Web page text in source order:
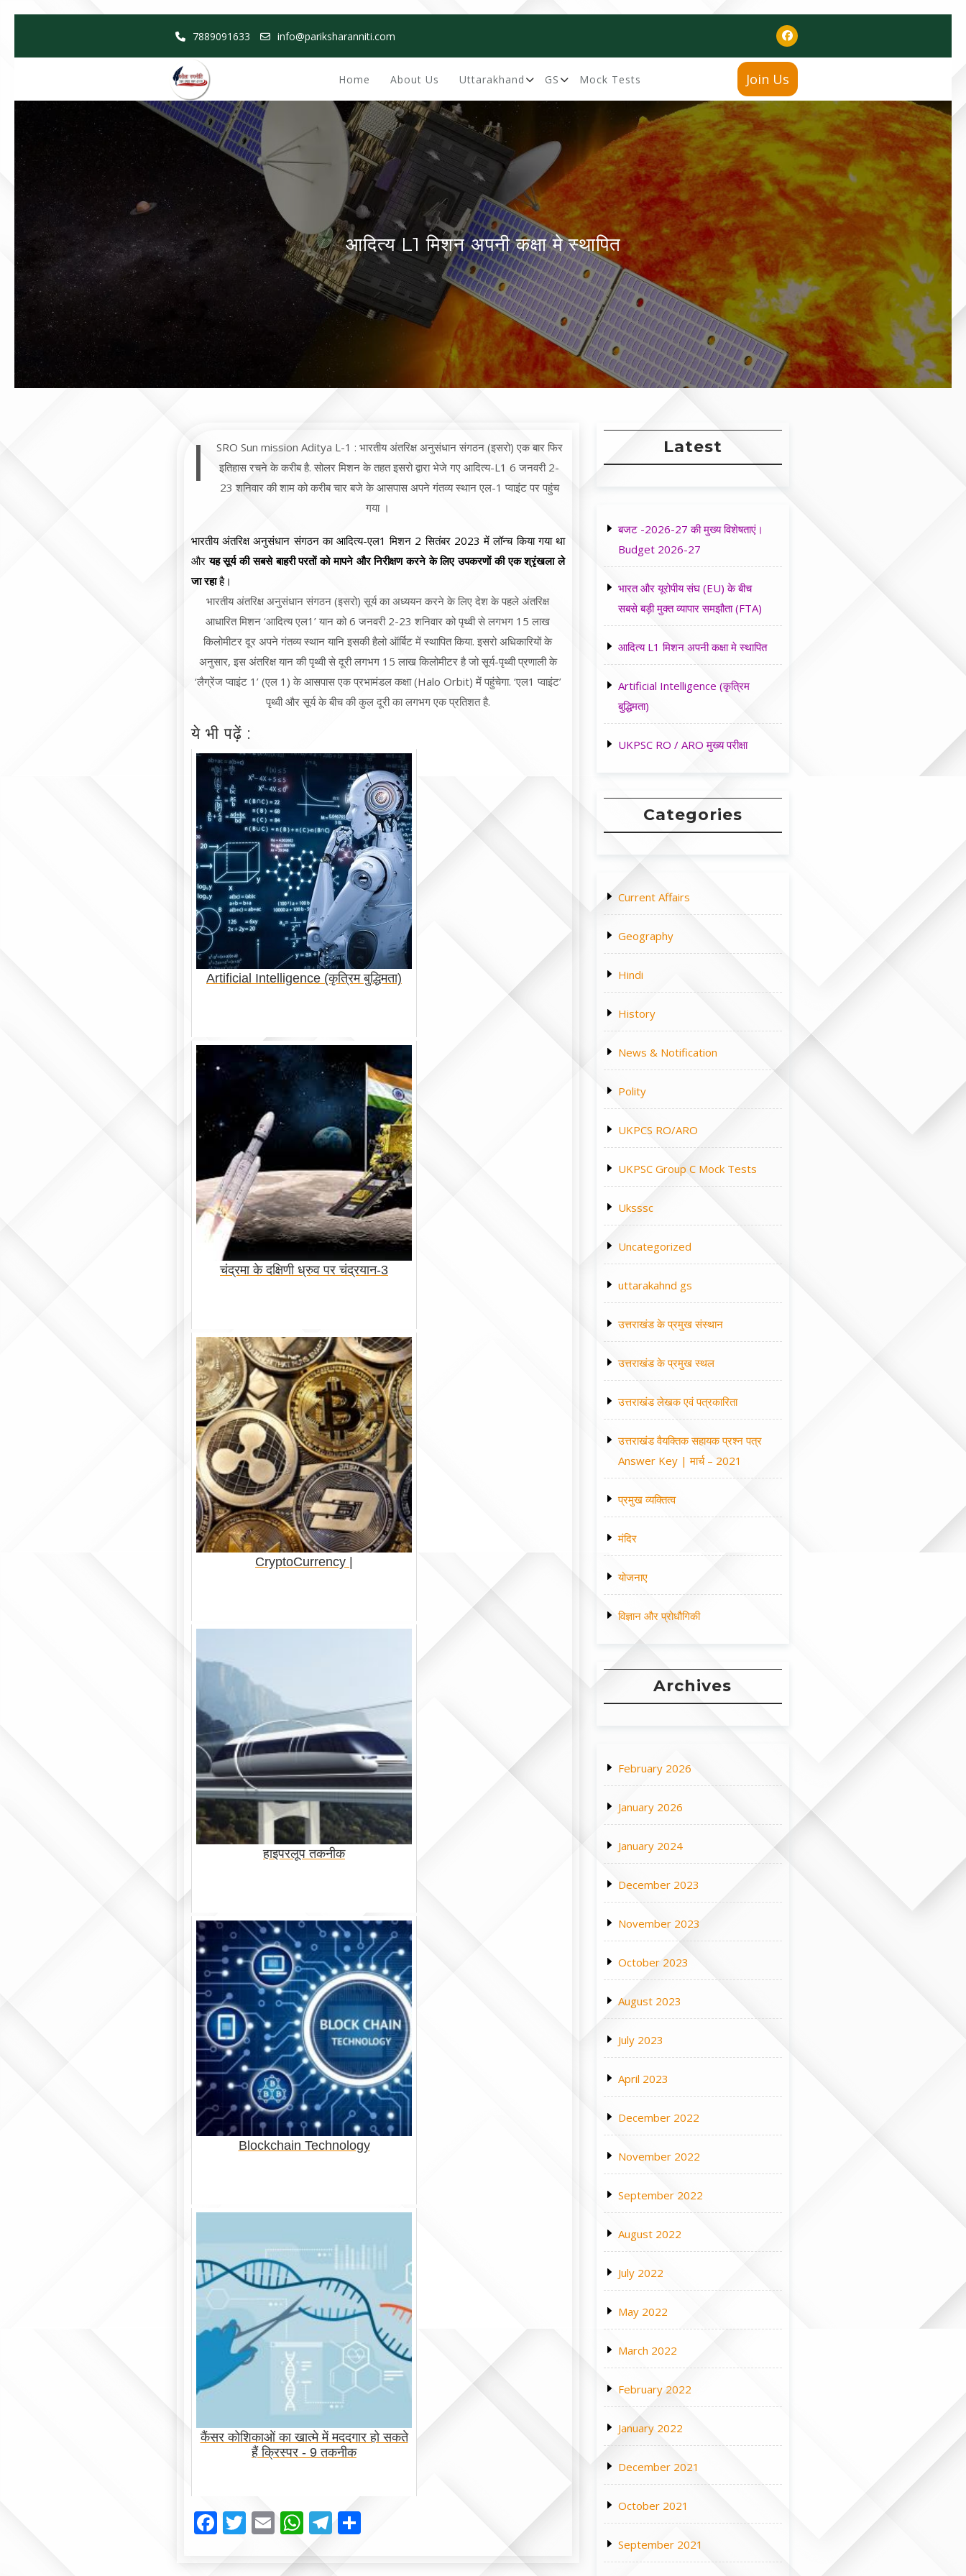
7889091633 info@pariksharanniti.com
Home About Us Uttarakhand GS Mock Tests Join Us
आदित्य L1 मिशन अपनी कक्षा मे स्थापित
I
SRO Sun mission Aditya L-1 : भारतीय अंतरिक्ष अनुसंधान संगठन (इसरो) एक बार फिर
इतिहास रचने के करीब है. सोलर मिशन के तहत इसरो द्वारा भेजे गए आदित्य-L1 6 जनवरी 2-
23 शनिवार की शाम को करीब चार बजे के आसपास अपने गंतव्य स्थान एल-1 प्वाइंट पर पहुंच
गया ।
भारतीय अंतरिक्ष अनुसंधान संगठन का आदित्य-एल1 मिशन 2 सितंबर 2023 में लॉन्च किया गया था
औरयह सूर्य की सबसे बाहरी परतों को मापने और निरीक्षण करने के लिए उपकरणों की एक श्रृंखला ले
जा रहाहै।
भारतीय अंतरिक्ष अनुसंधान संगठन (इसरो) सूर्य का अध्ययन करने के लिए देश के पहले अंतरिक्ष
आधारित मिशन ‘आदित्य एल1’ यान को 6 जनवरी 2-23 शनिवार को पृथ्वी से लगभग 15 लाख
किलोमीटर दूर अपने गंतव्य स्थान यानि इसकी हैलो ऑर्बिट में स्थापित किया. इसरो अधिकारियों के
अनुसार, इस अंतरिक्ष यान की पृथ्वी से दूरी लगभग 15 लाख किलोमीटर है जो सूर्य-पृथ्वी प्रणाली के
‘लैग्रेंज प्वाइंट 1’ (एल 1) के आसपास एक प्रभामंडल कक्षा (Halo Orbit) में पहुंचेगा. ‘एल1 प्वाइंट’
पृथ्वी और सूर्य के बीच की कुल दूरी का लगभग एक प्रतिशत है.
ये भी पढ़ें :
Artificial Intelligence (कृत्रिम बुद्धिमता)
चंद्रमा के दक्षिणी ध्रुव पर चंद्रयान-3
CryptoCurrency |
हाइपरलूप तकनीक
Blockchain Technology
कैंसर कोशिकाओं का खात्मे में मददगार हो सकते
हैं क्रिस्पर - 9 तकनीक
Facebook
Twitter
EmailWhatsApp
Telegram
Latest
बजट -2026-27 की मुख्य विशेषताएं।
Budget 2026-27
भारत और यूरोपीय संघ (EU) के बीच
सबसे बड़ी मुक्त व्यापार समझौता (FTA)
आदित्य L1 मिशन अपनी कक्षा मे स्थापित
Artificial Intelligence (कृत्रिम
बुद्धिमता)
UKPSC RO / ARO मुख्य परीक्षा
Categories
Current Affairs
Geography
Hindi
History
News & Notification
Polity
UKPCS RO/ARO
UKPSC Group C Mock Tests
Uksssc
Uncategorized
uttarakahnd gs
उत्तराखंड के प्रमुख संस्थान
उत्तराखंड के प्रमुख स्थल
उत्तराखंड लेखक एवं पत्रकारिता
उत्तराखंड वैयक्तिक सहायक प्रश्न पत्र
Answer Key | मार्च – 2021
प्रमुख व्यक्तित्व
मंदिर
योजनाए
विज्ञान और प्रोधौगिकी
Archives
February 2026
January 2026
January 2024
December 2023
November 2023
October 2023
August 2023
July 2023
April 2023
December 2022
November 2022
September 2022
August 2022
July 2022
May 2022
March 2022
February 2022
January 2022
December 2021
October 2021
September 2021